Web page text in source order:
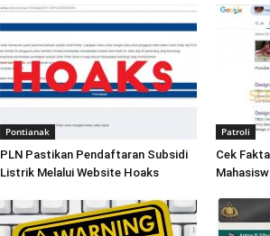
Pontianak
PLN Pastikan Pendaftaran Subsidi
Listrik Melalui Website Hoaks
Patroli
Cek